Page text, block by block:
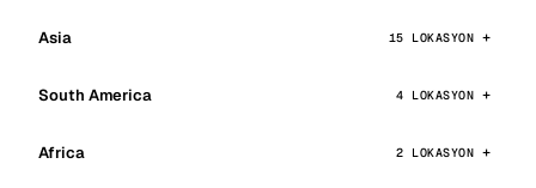
Asia 15 LOKASYON
South America 4 LOKASYON
Africa 2 LOKASYON